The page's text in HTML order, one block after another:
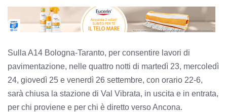
Sulla A14 Bologna-Taranto, per consentire lavori di
pavimentazione, nelle quattro notti di martedì 23, mercoledì
24, giovedì 25 e venerdì 26 settembre, con orario 22-6,
sarà chiusa la stazione di Val Vibrata, in uscita e in entrata,
per chi proviene e per chi è diretto verso Ancona.